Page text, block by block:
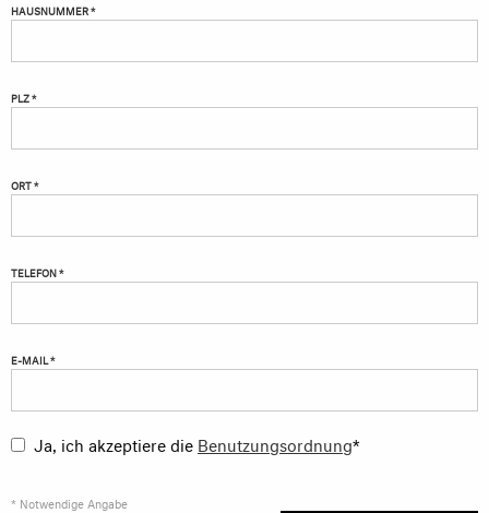
HAUSNUMMER *
PLZ *
ORT *
TELEFON *
E-MAIL *
Ja, ich akzeptiere die Benutzungsordnung*
* Notwendige Angabe